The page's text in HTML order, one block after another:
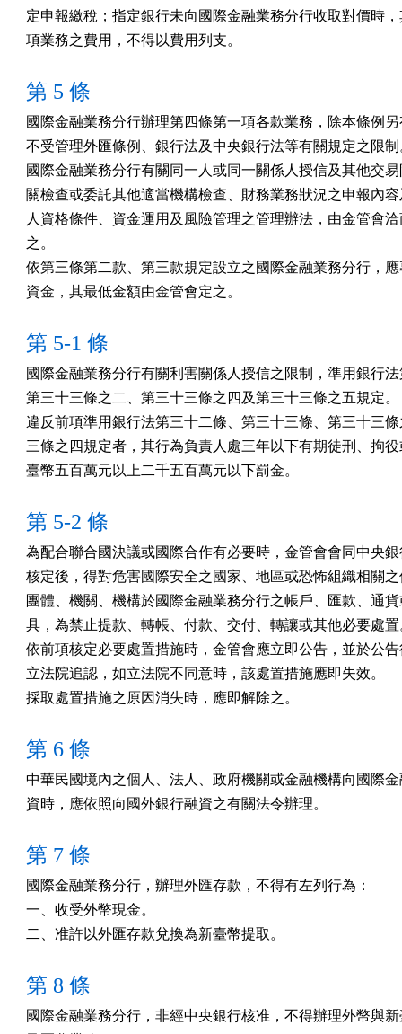
定申報繳稅；指定銀行未向國際金融業務分行收取對價時
項業務之費用，不得以費用列支。
第 5 條
國際金融業務分行辦理第四條第一項各款業務，除本條例
不受管理外匯條例、銀行法及中央銀行法等有關規定之限制
國際金融業務分行有關同一人或同一關係人授信及其他交
關檢查或委託其他適當機構檢查、財務業務狀況之申報內
人資格條件、資金運用及風險管理之管理辦法，由金管會
之。
依第三條第二款、第三款規定設立之國際金融業務分行，
資金，其最低金額由金管會定之。
第 5-1 條
國際金融業務分行有關利害關係人授信之限制，準用銀行
第三十三條之二、第三十三條之四及第三十三條之五規定。
違反前項準用銀行法第三十二條、第三十三條、第三十三
三條之四規定者，其行為負責人處三年以下有期徒刑、拘
臺幣五百萬元以上二千五百萬元以下罰金。
第 5-2 條
為配合聯合國決議或國際合作有必要時，金管會會同中央
核定後，得對危害國際安全之國家、地區或恐怖組織相關
團體、機關、機構於國際金融業務分行之帳戶、匯款、通
具，為禁止提款、轉帳、付款、交付、轉讓或其他必要處置
依前項核定必要處置措施時，金管會應立即公告，並於公
立法院追認，如立法院不同意時，該處置措施應即失效。
採取處置措施之原因消失時，應即解除之。
第 6 條
中華民國境內之個人、法人、政府機關或金融機構向國際
資時，應依照向國外銀行融資之有關法令辦理。
第 7 條
國際金融業務分行，辦理外匯存款，不得有左列行為：
一、收受外幣現金。
二、准許以外匯存款兌換為新臺幣提取。
第 8 條
國際金融業務分行，非經中央銀行核准，不得辦理外幣與